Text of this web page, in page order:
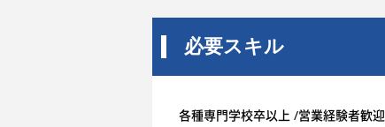
必要スキル
各種専門学校卒以上 /営業経験者歓迎